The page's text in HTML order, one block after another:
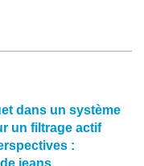
dans un système
un filtrage actif
:
jeans